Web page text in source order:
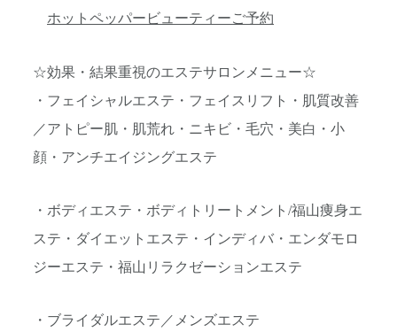
ホットペッパービューティーご予約
☆効果・結果重視のエステサロンメニュー☆
・フェイシャルエステ・フェイスリフト・肌質改善
／アトピー肌・肌荒れ・ニキビ・毛穴・美白・小
顔・アンチエイジングエステ
・ボディエステ・ボディトリートメント/福山痩身エ
ステ・ダイエットエステ・インディバ・エンダモロ
ジーエステ・福山リラクゼーションエステ
・ブライダルエステ／メンズエステ